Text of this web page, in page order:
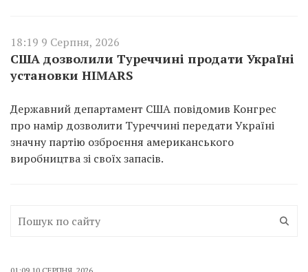
18:19 9 Серпня, 2026
США дозволили Туреччині продати Україні
установки HIMARS
Державний департамент США повідомив Конгрес
про намір дозволити Туреччині передати Україні
значну партію озброєння американського
виробництва зі своїх запасів.
01:09 10 СЕРПНЯ, 2026